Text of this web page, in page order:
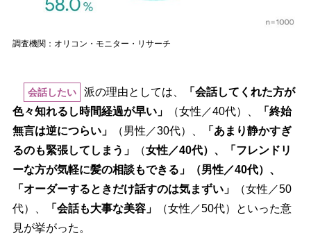
調査機関：オリコン・モニター・リサーチ
会話したい 派の理由としては、
「会話してくれた方が
色々知れるし時間経過が早い」
（女性／40代）、
「終始
無言は逆につらい」
（男性／30代）、
「あまり静かすぎ
るのも緊張してしまう」
（女性／40代）、「フレンドリ
ーな方が気軽に髪の相談もできる」（男性／40代）、
「オーダーするときだけ話すのは気まずい」
（女性／50
代）、
「会話も大事な美容」
（女性／50代）といった意
見が挙がった。